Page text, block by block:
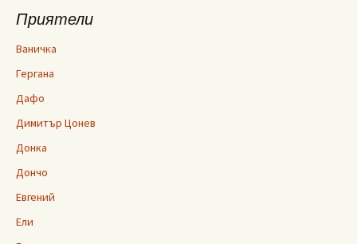
Приятели
Ваничка
Гергана
Дафо
Димитър Цонев
Донка
Дончо
Евгений
Ели